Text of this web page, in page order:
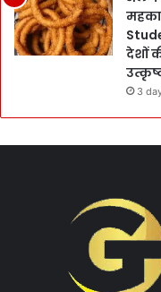
देशों
3